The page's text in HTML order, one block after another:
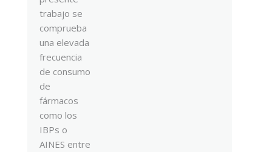
trabajo se
comprueba
una elevada
frecuencia
de consumo
de
fármacos
como los
IBPs o
AINES entre